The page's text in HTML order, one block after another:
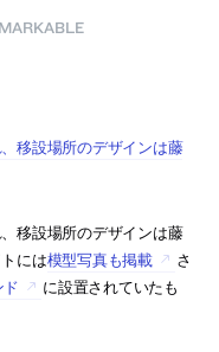
移設場所のデザインは藤
移設場所のデザインは藤
には模型写真も掲載
さ
に設置されていたも